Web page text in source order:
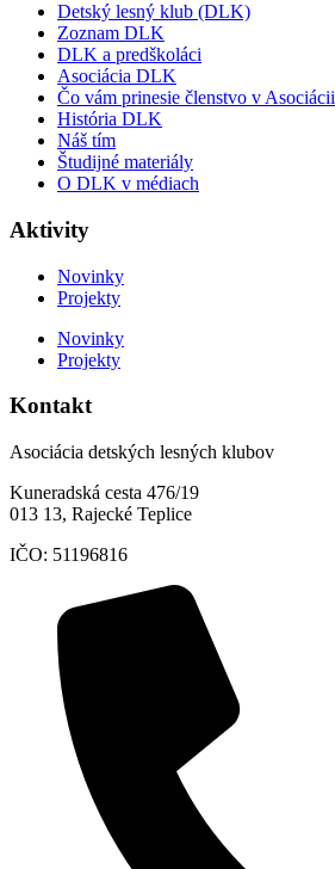
Detský lesný klub (DLK)
Zoznam DLK
DLK a predškoláci
Asociácia DLK
Čo vám prinesie členstvo v Asociácii
História DLK
Náš tím
Študijné materiály
O DLK v médiach
Aktivity
Novinky
Projekty
Novinky
Projekty
Kontakt
Asociácia detských lesných klubov
Kuneradská cesta 476/19
013 13, Rajecké Teplice
IČO: 51196816